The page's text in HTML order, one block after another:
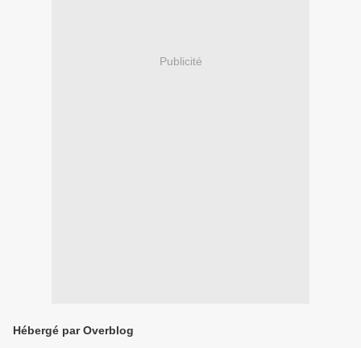
Publicité
Hébergé par Overblog